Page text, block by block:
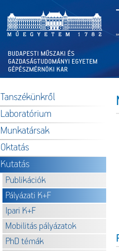
Tanszékünkről
Laboratórium
Munkatársak
Oktatás
Kutatás
Publikációk
Pályázati K+F
Ipari K+F
Mobilitás pályázatok
PhD témák